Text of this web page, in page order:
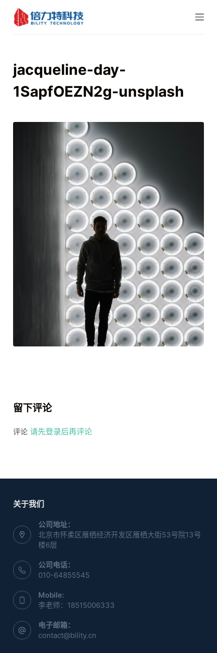
跳
过
jacqueline-day-
1SapfOEZN2g-unsplash
留下评论
评论 请先登录后再评论
关于我们
公司地址：
北京市怀柔区雁栖经济开发区雁栖大街53号院13号
楼6层
公司电话：
010-64855545
Mobile:
李老师：18515006333
电子邮箱：
contact@bility.cn